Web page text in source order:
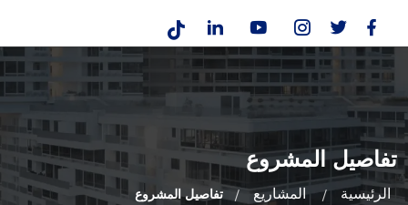
تفاصيل المشروع
الرئيسية المشاريع تفاصيل المشروع